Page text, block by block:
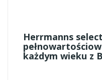
Herrmanns
każdym wieku z